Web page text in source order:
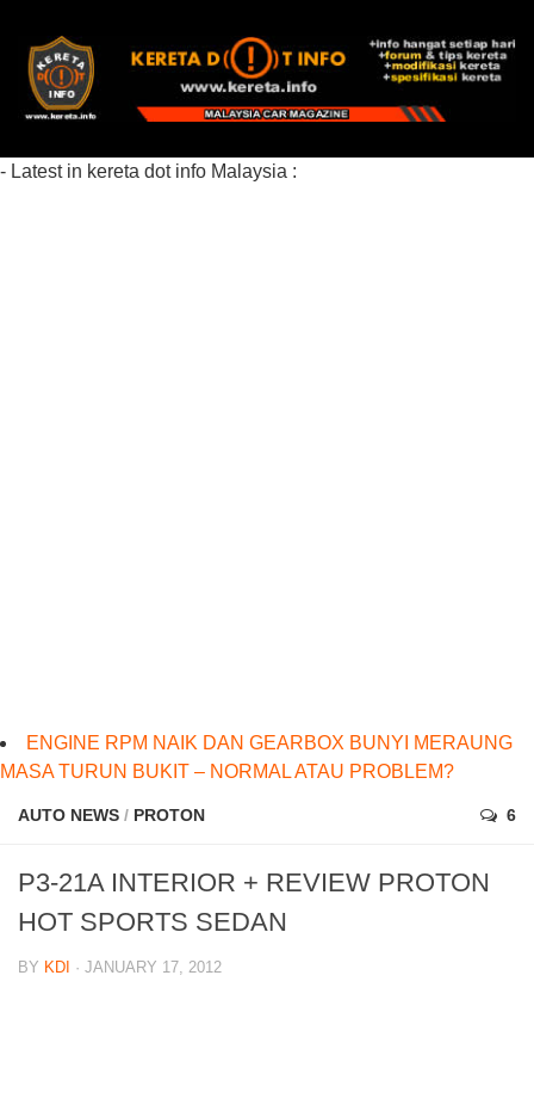
- Latest in kereta dot info Malaysia :
ENGINE RPM NAIK DAN GEARBOX BUNYI MERAUNG
MASA TURUN BUKIT – NORMAL ATAU PROBLEM?
AUTO NEWS / PROTON 6
P3-21A INTERIOR + REVIEW PROTON
HOT SPORTS SEDAN
BY KDI · JANUARY 17, 2012